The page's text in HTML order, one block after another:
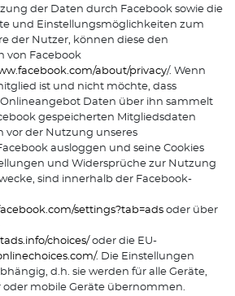
der Daten durch Facebook sowie die
und Einstellungsmöglichkeiten zum
der Nutzer, können diese den
von Facebook
about/privacy/. Wenn
ist und nicht möchte, dass
Onlineangebot Daten über ihn sammelt
gespeicherten Mitgliedsdaten
vor der Nutzung unseres
ausloggen und seine Cookies
und Widersprüche zur Nutzung
sind innerhalb der Facebook-
settings?tab=ads oder über
choices/ oder die EU-
. Die Einstellungen
d.h. sie werden für alle Geräte,
mobile Geräte übernommen.